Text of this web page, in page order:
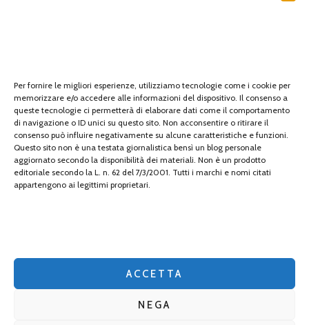
Per fornire le migliori esperienze, utilizziamo tecnologie come i cookie per
memorizzare e/o accedere alle informazioni del dispositivo. Il consenso a
queste tecnologie ci permetterà di elaborare dati come il comportamento
di navigazione o ID unici su questo sito. Non acconsentire o ritirare il
consenso può influire negativamente su alcune caratteristiche e funzioni.
Questo sito non è una testata giornalistica bensì un blog personale
aggiornato secondo la disponibilità dei materiali. Non è un prodotto
editoriale secondo la L. n. 62 del 7/3/2001. Tutti i marchi e nomi citati
appartengono ai legittimi proprietari.
ACCETTA
NEGA
travel
Uncategorized
viaggi
web